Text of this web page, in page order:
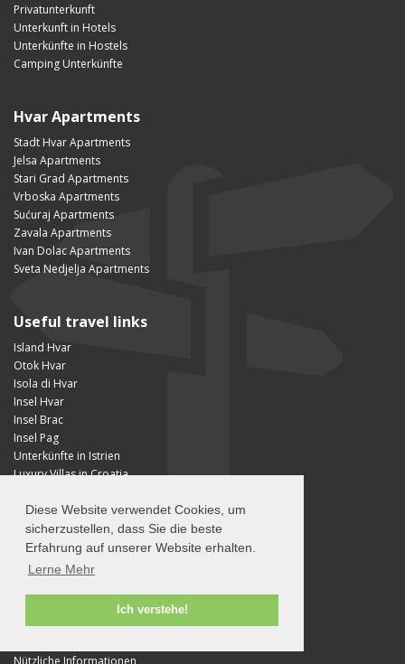
Diese Website verwendet Cookies, um
sicherzustellen, dass Sie die beste
Erfahrung auf unserer Website erhalten.
Lerne Mehr
Ich verstehe!
Privatunterkunft
Unterkunft in Hotels
Unterkünfte in Hostels
Camping Unterkünfte
Hvar Apartments
Stadt Hvar Apartments
Jelsa Apartments
Stari Grad Apartments
Vrboska Apartments
Sućuraj Apartments
Zavala Apartments
Ivan Dolac Apartments
Sveta Nedjelja Apartments
Useful travel links
Island Hvar
Otok Hvar
Isola di Hvar
Insel Hvar
Insel Brac
Insel Pag
Unterkünfte in Istrien
Luxury Villas in Croatia
Travel partners
About
Terms of Use
Nützliche Informationen